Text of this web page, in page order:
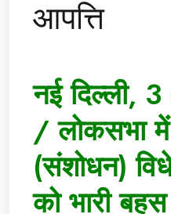
आपत्ति
नई दिल्ली,
/ लोकसभा
(संशोधन)
को भारी